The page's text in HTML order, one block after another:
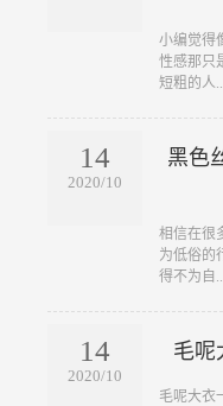
小编觉得
性感那只
短粗的人...
14
2020/10
黑色
相信在很
为低俗的
得不为自...
14
2020/10
毛呢
毛呢大衣